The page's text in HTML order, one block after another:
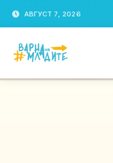
АВГУСТ 7, 2026